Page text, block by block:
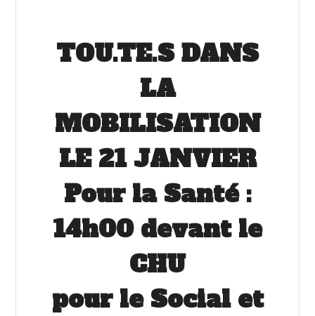
TOU.TE.S DANS
LA
MOBILISATION
LE 21 JANVIER
Pour la Santé :
14h00 devant le
CHU
pour le Social et